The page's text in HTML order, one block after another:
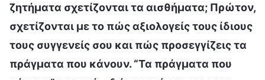
ζητήματα σχετίζονται τα αισθήματα; Πρώτον,
σχετίζονται με το πώς αξιολογείς τους ίδιους
τους συγγενείς σου και πώς προσεγγίζεις τα
πράγματα που κάνουν. “Τα πράγματα που